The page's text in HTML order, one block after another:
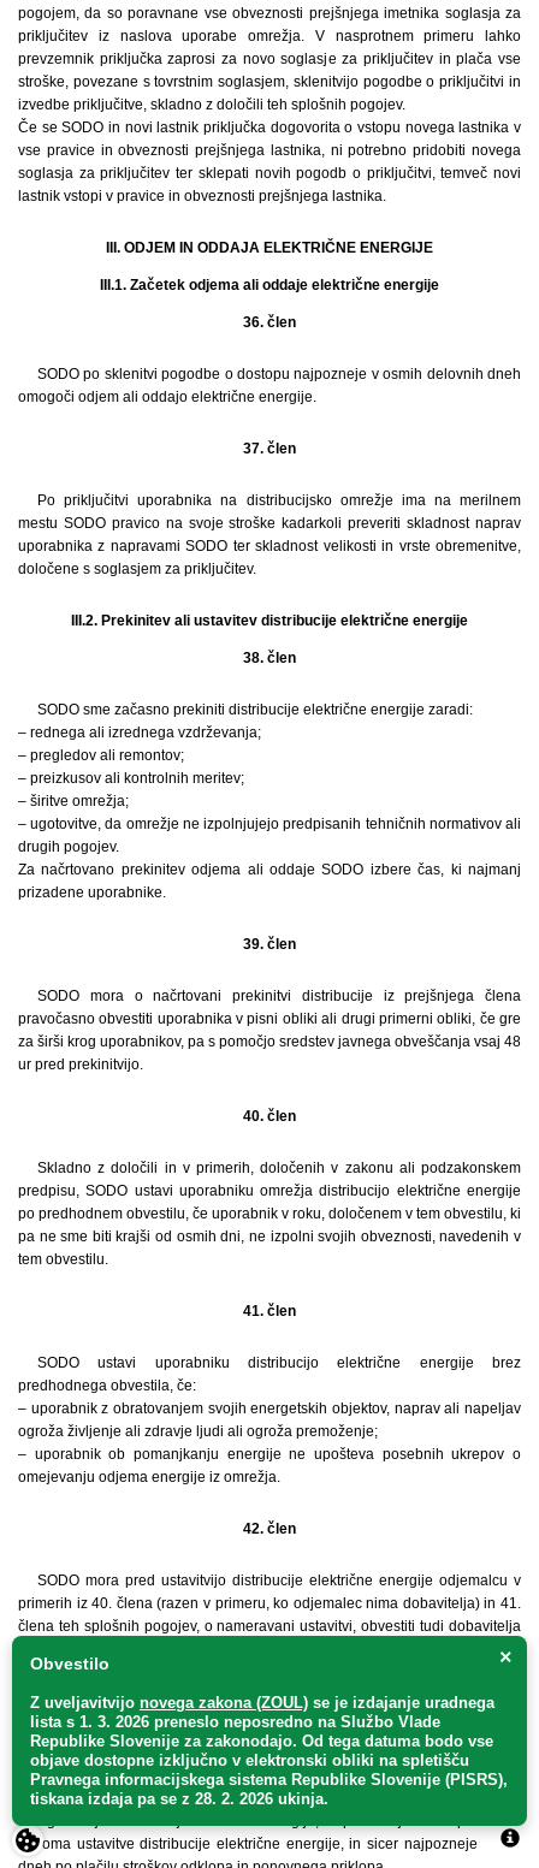
pogojem, da so poravnane vse obveznosti prejšnjega imetnika soglasja za
priključitev iz naslova uporabe omrežja. V nasprotnem primeru lahko
prevzemnik priključka zaprosi za novo soglasje za priključitev in plača vse
stroške, povezane s tovrstnim soglasjem, sklenitvijo pogodbe o priključitvi in
izvedbe priključitve, skladno z določili teh splošnih pogojev.
Če se SODO in novi lastnik priključka dogovorita o vstopu novega lastnika v
vse pravice in obveznosti prejšnjega lastnika, ni potrebno pridobiti novega
soglasja za priključitev ter sklepati novih pogodb o priključitvi, temveč novi
lastnik vstopi v pravice in obveznosti prejšnjega lastnika.
III. ODJEM IN ODDAJA ELEKTRIČNE ENERGIJE
III.1. Začetek odjema ali oddaje električne energije
36. člen
SODO po sklenitvi pogodbe o dostopu najpozneje v osmih delovnih dneh
omogoči odjem ali oddajo električne energije.
37. člen
Po priključitvi uporabnika na distribucijsko omrežje ima na merilnem
mestu SODO pravico na svoje stroške kadarkoli preveriti skladnost naprav
uporabnika z napravami SODO ter skladnost velikosti in vrste obremenitve,
določene s soglasjem za priključitev.
III.2. Prekinitev ali ustavitev distribucije električne energije
38. člen
SODO sme začasno prekiniti distribucije električne energije zaradi:
– rednega ali izrednega vzdrževanja;
– pregledov ali remontov;
– preizkusov ali kontrolnih meritev;
– širitve omrežja;
– ugotovitve, da omrežje ne izpolnjujejo predpisanih tehničnih normativov ali
drugih pogojev.
Za načrtovano prekinitev odjema ali oddaje SODO izbere čas, ki najmanj
prizadene uporabnike.
39. člen
SODO mora o načrtovani prekinitvi distribucije iz prejšnjega člena
pravočasno obvestiti uporabnika v pisni obliki ali drugi primerni obliki, če gre
za širši krog uporabnikov, pa s pomočjo sredstev javnega obveščanja vsaj 48
ur pred prekinitvijo.
40. člen
Skladno z določili in v primerih, določenih v zakonu ali podzakonskem
predpisu, SODO ustavi uporabniku omrežja distribucijo električne energije
po predhodnem obvestilu, če uporabnik v roku, določenem v tem obvestilu, ki
pa ne sme biti krajši od osmih dni, ne izpolni svojih obveznosti, navedenih v
tem obvestilu.
41. člen
SODO ustavi uporabniku distribucijo električne energije brez
predhodnega obvestila, če:
– uporabnik z obratovanjem svojih energetskih objektov, naprav ali napeljav
ogroža življenje ali zdravje ljudi ali ogroža premoženje;
– uporabnik ob pomanjkanju energije ne upošteva posebnih ukrepov o
omejevanju odjema energije iz omrežja.
42. člen
SODO mora pred ustavitvijo distribucije električne energije odjemalcu v
primerih iz 40. člena (razen v primeru, ko odjemalec nima dobavitelja) in 41.
člena teh splošnih pogojev, o nameravani ustavitvi, obvestiti tudi dobavitelja
Te ustavitve ne vplivajo na pogodbo med odjemalcem in dobaviteljem.
43. člen
Ko je do prekinitve oziroma ustavitve distribucije prišlo iz razlogov, ki so
na uporabnikovi strani, SODO uporabniku na njegove stroške ponovno
oziroma ustavitve distribucije električne energije, in sicer najpozneje v treh
×
Obvestilo
Z uveljavitvijo novega zakona (ZOUL) se je izdajanje uradnega
lista s 1. 3. 2026 preneslo neposredno na Službo Vlade
Republike Slovenije za zakonodajo. Od tega datuma bodo vse
objave dostopne izključno v elektronski obliki na spletišču
Pravnega informacijskega sistema Republike Slovenije (PISRS),
tiskana izdaja pa se z 28. 2. 2026 ukinja.